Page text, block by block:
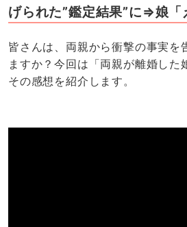
げられた”鑑定結果”に⇒娘「
皆さんは、両親から衝撃の事実を
ますか？今回は「両親が離婚した
その感想を紹介します。